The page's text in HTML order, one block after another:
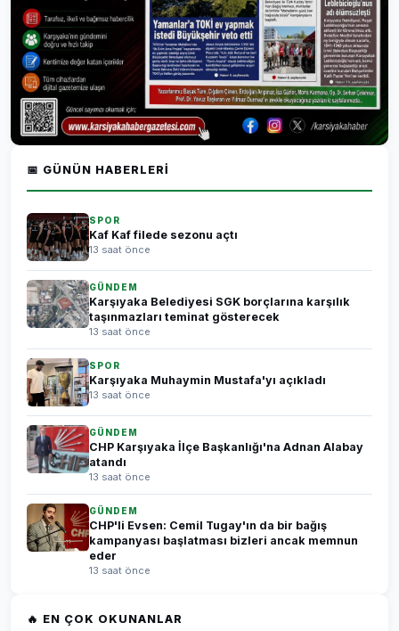
📅 GÜNÜN HABERLERI
SPOR
Kaf Kaf filede sezonu açtı
13 saat önce
GÜNDEM
Karşıyaka Belediyesi SGK borçlarına karşılık
taşınmazları teminat gösterecek
13 saat önce
SPOR
Karşıyaka Muhaymin Mustafa'yı açıkladı
13 saat önce
GÜNDEM
CHP Karşıyaka İlçe Başkanlığı'na Adnan Alabay
atandı
13 saat önce
GÜNDEM
CHP'li Evsen: Cemil Tugay'ın da bir bağış
kampanyası başlatması bizleri ancak memnun
eder
13 saat önce
🔥 EN ÇOK OKUNANLAR